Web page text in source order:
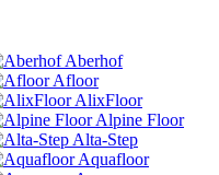
Aberhof
Afloor
AlixFloor
Alpine Floor
Alta-Step
Aquafloor